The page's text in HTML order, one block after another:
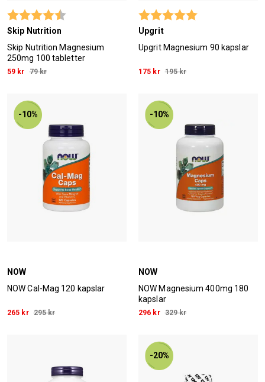
Betyg: 4.2 utav 5 stjärnor
Skip Nutrition
Skip Nutrition Magnesium
250mg 100 tabletter
59 kr 79 kr
Betyg:
Upgrit
Upgrit Magnesium 90 kapslar
175 kr 195 kr
-10%
NOW
NOW Cal-Mag 120 kapslar
265 kr 295 kr
-10%
NOW
NOW Magnesium 400mg 180
kapslar
296 kr 329 kr
-20%